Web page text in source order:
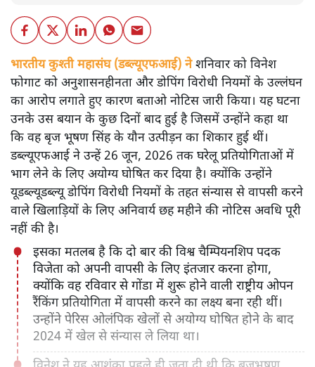
भारतीय कुश्ती महासंघ (डब्ल्यूएफआई) नेशनिवार को विनेश
फोगाट को अनुशासनहीनता और डोपिंग विरोधी नियमों के उल्लंघन
का आरोप लगाते हुए कारण बताओ नोटिस जारी किया। यह घटना
उनके उस बयान के कुछ दिनों बाद हुई है जिसमें उन्होंने कहा था
कि वह बृज भूषण सिंह के यौन उत्पीड़न का शिकार हुई थीं।
डब्ल्यूएफआई ने उन्हें 26 जून, 2026 तक घरेलू प्रतियोगिताओं में
भाग लेने के लिए अयोग्य घोषित कर दिया है। क्योंकि उन्होंने
यूडब्ल्यूडब्ल्यू डोपिंग विरोधी नियमों के तहत संन्यास से वापसी करने
वाले खिलाड़ियों के लिए अनिवार्य छह महीने की नोटिस अवधि पूरी
नहीं की है।
इसका मतलब है कि दो बार की विश्व चैम्पियनशिप पदक
विजेता को अपनी वापसी के लिए इंतजार करना होगा,
क्योंकि वह रविवार से गोंडा में शुरू होने वाली राष्ट्रीय ओपन
रैंकिंग प्रतियोगिता में वापसी करने का लक्ष्य बना रही थीं।
उन्होंने पेरिस ओलंपिक खेलों से अयोग्य घोषित होने के बाद
2024 में खेल से संन्यास ले लिया था।